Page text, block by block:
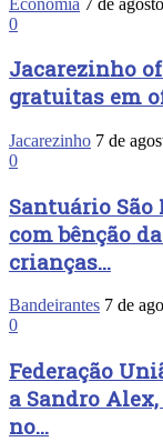
0
Jacarezinho
gratuitas em
Jacarezinho 7 de
0
Santuário
com bênção
crianças...
Bandeirantes 7 de
0
Federação
a Sandro
no...